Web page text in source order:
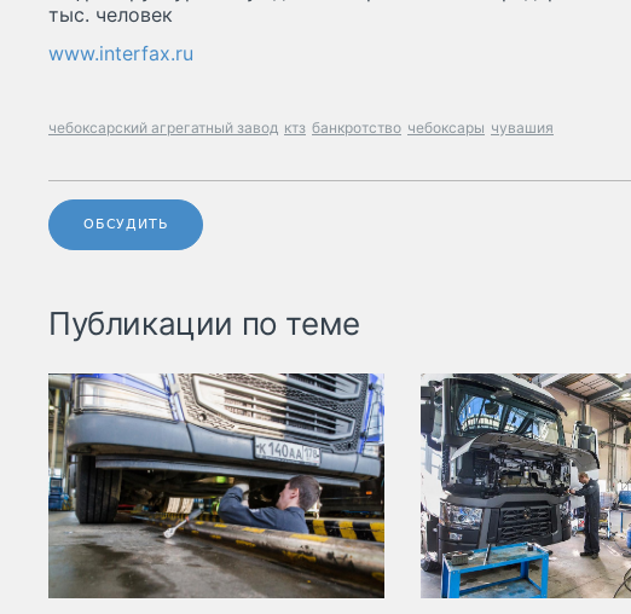
тыс. человек
www.interfax.ru
чебоксарский агрегатный завод ктз банкротство чебоксары чувашия
ОБСУДИТЬ
Публикации по теме